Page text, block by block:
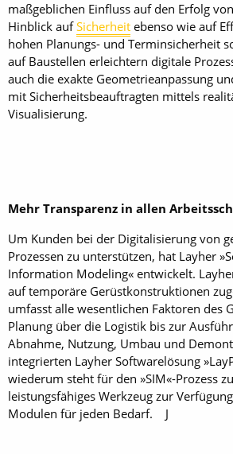
maßgeblichen Einfluss auf den Erfolg
Hinblick aufSicherheit ebenso wie auf
hohen Planungs- und Terminsicherheit
auf Baustellen erleichtern digitale
auch die exakte Geometrieanpassung
mit Sicherheitsbeauftragten mittels
Visualisierung.
Mehr Transparenz in allen
Um Kunden bei der Digitalisierung von
Prozessen zu unterstützen, hat Layher
Information Modeling« entwickelt.
auf temporäre Gerüstkonstruktionen
umfasst alle wesentlichen Faktoren des
Planung über die Logistik bis zur
Abnahme, Nutzung, Umbau und
integrierten Layher Softwarelösung
wiederum steht für den »SIM«-Prozess
leistungsfähiges Werkzeug zur
Modulen für jeden Bedarf. J